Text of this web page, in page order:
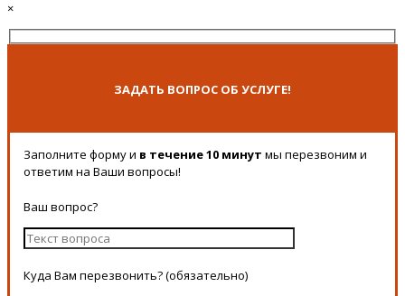
×
ЗАДАТЬ ВОПРОС ОБ УСЛУГЕ!
Заполните форму и в течение 10 минут мы перезвоним и
ответим на Ваши вопросы!
Ваш вопрос?
Куда Вам перезвонить? (обязательно)